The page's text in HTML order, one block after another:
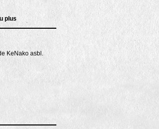
plus
KeNako asbl.